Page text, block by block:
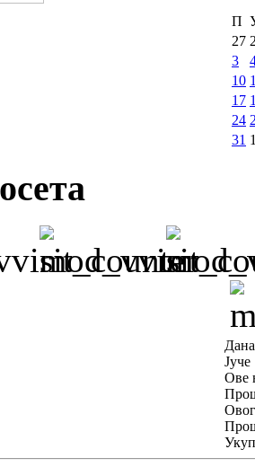
П
27
3
10
17
24
31
Јуче
Ове